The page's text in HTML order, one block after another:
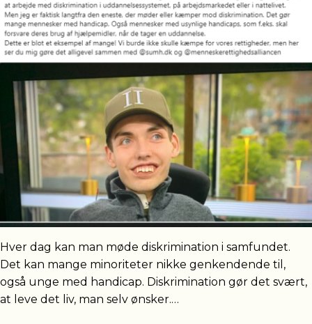
Hver dag kan man møde diskrimination i samfundet.
Det kan mange minoriteter nikke genkendende til,
også unge med handicap. Diskrimination gør det svært,
at leve det liv, man selv ønsker.…